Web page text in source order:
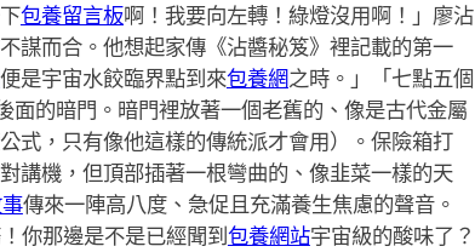
包養留言板啊！我要向左轉！綠燈沒用啊！」廖沾
謀而合。他想起家傳《沾醬秘笈》裡記載的第一
便是宇宙水餃臨界點到來包養網之時。」「七點五個
的暗門。暗門裡放著一個老舊的、像是古代金屬
式，只有像他這樣的傳統派才會用）。保險箱打
講機，但頂部插著一根彎曲的、像韭菜一樣的天
傳來一陣高八度、急促且充滿養生焦慮的聲音。
你那邊是不是已經聞到包養網站宇宙級的酸味了？